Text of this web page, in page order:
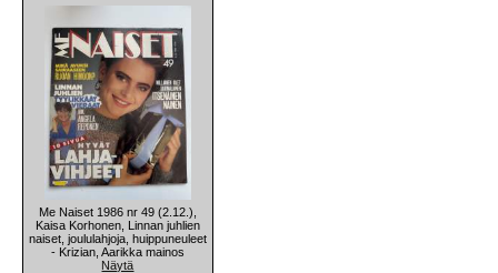
Me Naiset 1986 nr 49 (2.12.),
Kaisa Korhonen, Linnan juhlien
naiset, joululahjoja, huippuneuleet
- Krizian, Aarikka mainos
Näytä